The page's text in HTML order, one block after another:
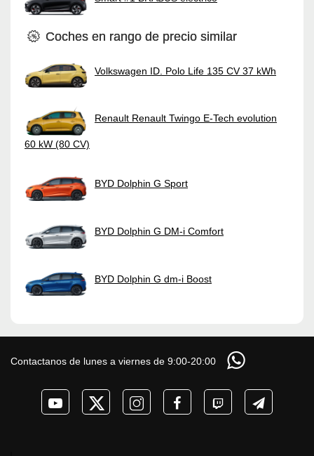
Coches en rango de precio similar
Volkswagen ID. Polo Life 135 CV 37 kWh
Renault Renault Twingo E-Tech evolution
60 kW (80 CV)
BYD Dolphin G Sport
BYD Dolphin G DM-i Comfort
BYD Dolphin G dm-i Boost
Contactanos de lunes a viernes de 9:00-20:00